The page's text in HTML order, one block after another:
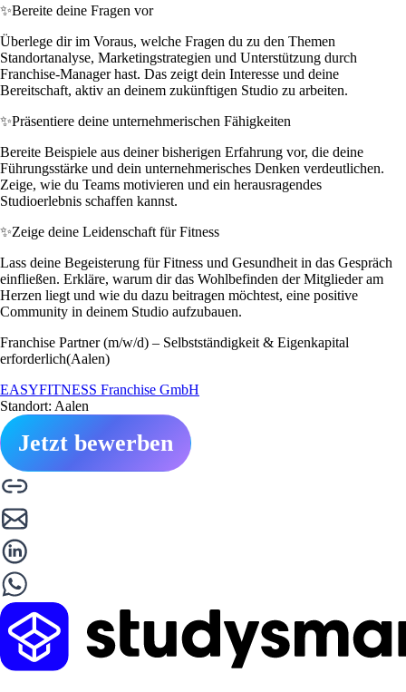
✨Bereite deine Fragen vor
Überlege dir im Voraus, welche Fragen du zu den Themen
Standortanalyse, Marketingstrategien und Unterstützung durch
Franchise-Manager hast. Das zeigt dein Interesse und deine
Bereitschaft, aktiv an deinem zukünftigen Studio zu arbeiten.
✨Präsentiere deine unternehmerischen Fähigkeiten
Bereite Beispiele aus deiner bisherigen Erfahrung vor, die deine
Führungsstärke und dein unternehmerisches Denken verdeutlichen.
Zeige, wie du Teams motivieren und ein herausragendes
Studioerlebnis schaffen kannst.
✨Zeige deine Leidenschaft für Fitness
Lass deine Begeisterung für Fitness und Gesundheit in das Gespräch
einfließen. Erkläre, warum dir das Wohlbefinden der Mitglieder am
Herzen liegt und wie du dazu beitragen möchtest, eine positive
Community in deinem Studio aufzubauen.
Franchise Partner (m/w/d) – Selbstständigkeit & Eigenkapital
erforderlich(Aalen)
EASYFITNESS Franchise GmbH
Standort: Aalen
Jetzt bewerben